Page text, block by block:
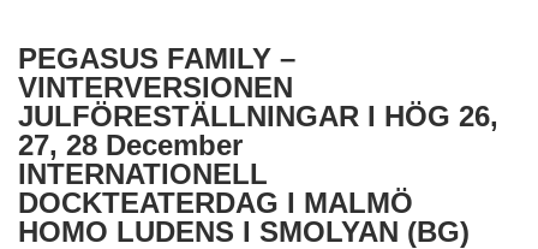
PEGASUS FAMILY –
VINTERVERSIONEN
JULFÖRESTÄLLNINGAR I HÖG 26,
27, 28 December
INTERNATIONELL
DOCKTEATERDAG I MALMÖ
HOMO LUDENS I SMOLYAN (BG)